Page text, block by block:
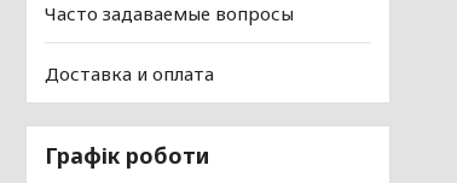
Часто задаваемые вопросы
Доставка и оплата
Графік роботи